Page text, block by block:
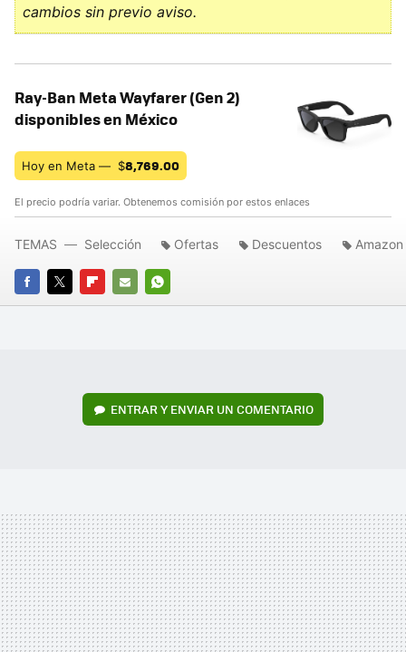
cambios sin previo aviso.
Ray-Ban Meta Wayfarer (Gen 2)
disponibles en México
Hoy en Meta — $8,769.00
El precio podría variar. Obtenemos comisión por estos enlaces
FACEBOOK
TWITTERFLIPBOARD
E-
WHATSAPP
TEMAS Selección Ofertas Descuentos
ENTRAR Y ENVIAR UN COMENTARIO